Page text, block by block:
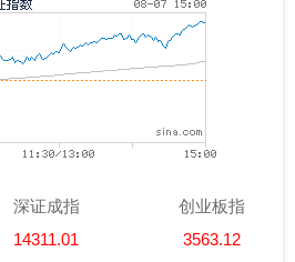
深证成指
14311.01
创业板指
3563.12